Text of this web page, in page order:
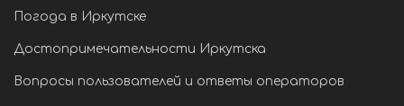
Погода в Иркутске
Достопримечательности Иркутска
Вопросы пользователей и ответы операторов